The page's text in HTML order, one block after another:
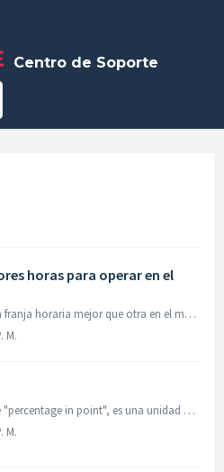
Centro de Soporte
horas para operar en el
Teóricamente no hay una franja horaria mejor que otra en el mercado de Forex, dado que cada trader puede adaptar su operativa en distintos cruces dentro de ...
M.
Un pip, siglas en inglés de "percentage in point", es una unidad de medida de las cotizaciones del mercado de divisas. Para la gran parte de las d...
M.